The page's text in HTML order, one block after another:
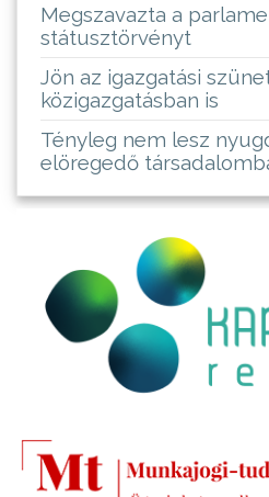
Megszavazta a
státusztörvényt
Jön az igazgatási
közigazgatásban is
Tényleg nem lesz
elöregedő